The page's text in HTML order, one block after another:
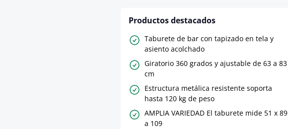
Productos destacados
Taburete de bar con tapizado en tela y
asiento acolchado
Giratorio 360 grados y ajustable de 63 a 83
cm
Estructura metálica resistente soporta
hasta 120 kg de peso
AMPLIA VARIEDAD El taburete mide 51 x 89
a 109